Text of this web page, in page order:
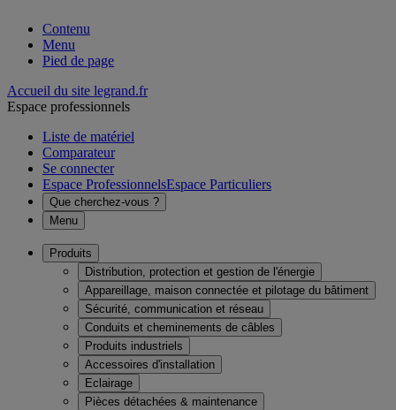
Contenu
Menu
Pied de page
Accueil du site legrand.fr
Espace professionnels
Liste de matériel
Comparateur
Se connecter
Espace ProfessionnelsEspace Particuliers
Que cherchez-vous ?
Menu
Produits
Distribution, protection et gestion de l'énergie
Appareillage, maison connectée et pilotage du bâtiment
Sécurité, communication et réseau
Conduits et cheminements de câbles
Produits industriels
Accessoires d'installation
Eclairage
Pièces détachées & maintenance